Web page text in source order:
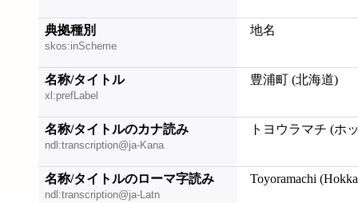
典拠種別
skos:inScheme
地名
名称/タイトル
xl:prefLabel
豊浦町 (北海道)
名称/タイトルのカナ読み
ndl:transcription@ja-Kana
トヨウラマチ (ホ
名称/タイトルのローマ字読み
ndl:transcription@ja-Latn
Toyoramachi